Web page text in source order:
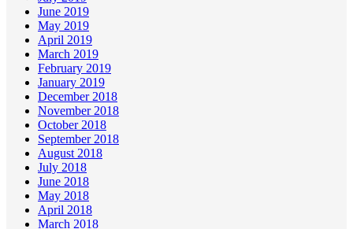
June 2019
May 2019
April 2019
March 2019
February 2019
January 2019
December 2018
November 2018
October 2018
September 2018
August 2018
July 2018
June 2018
May 2018
April 2018
March 2018